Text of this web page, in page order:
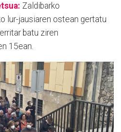
Zaldibarko
lur-jausiaren ostean gertatu
batu ziren
15ean.